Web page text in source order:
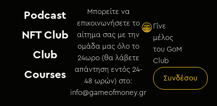
Podcast
NFT Club
Club
Courses
Μπορείτε να
επικοινωνήσετε το
αίτημα σας με την
ομάδα μας όλο το
24ωρο (θα λάβετε
απάντηση εντός 24-
48 ωρών) στο:
info@gameofmoney.gr
Γίνε
μέλος
του GoM
Club
Συνδέσου